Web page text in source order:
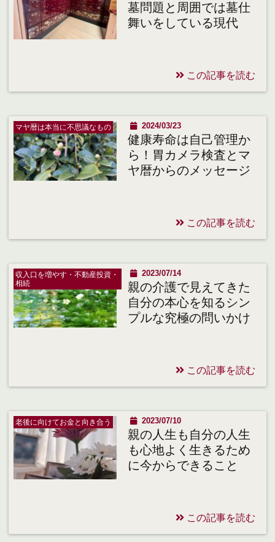
墓問題と周囲では墓仕
舞いをしている現代
この記事を読む
マヤ暦は本当に不思議なもの 2024/03/23
健康寿命は自己管理か
ら！胃カメラ検査とマ
ヤ暦からのメッセージ
この記事を読む
収入口を増やす・不動産投資・
相続
2023/07/14
親の介護で見えてきた
自分の本心を知るシン
プルな究極の問いかけ
この記事を読む
老後に向けてお金と向き合う 2023/07/10
親の人生も自分の人生
も心地よく生きるため
に今からできること
この記事を読む